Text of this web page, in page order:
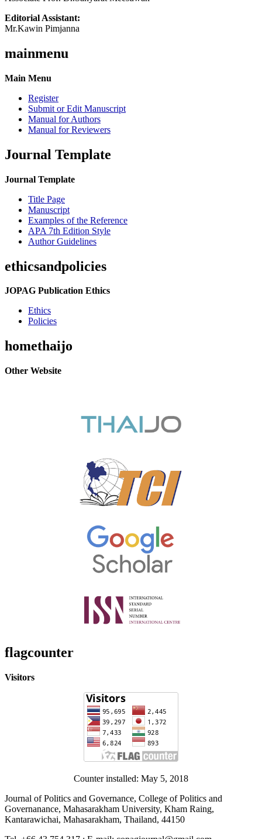
Editorial Assistant:
Mr.Kawin Pimjanna
mainmenu
Main Menu
Register
Submit or Edit Manuscript
Manual for Authors
Manual for Reviewers
Journal Template
Journal Template
Title Page
Manuscript
Examples of the Reference
APA 7th Edition Style
Author Guidelines
ethicsandpolicies
JOPAG Publication Ethics
Ethics
Policies
homethaijo
Other Website
flagcounter
Visitors
Counter installed: May 5, 2018
Journal of Politics and Governance, College of Politics and
Governanance, Mahasarakham University, Kham Raing,
Kantarawichai, Mahasarakham, Thailand, 44150